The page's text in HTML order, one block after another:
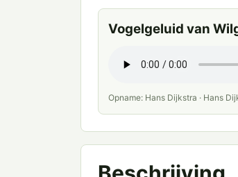
Vogelgeluid van
Opname: Hans Dijkstra · Hans